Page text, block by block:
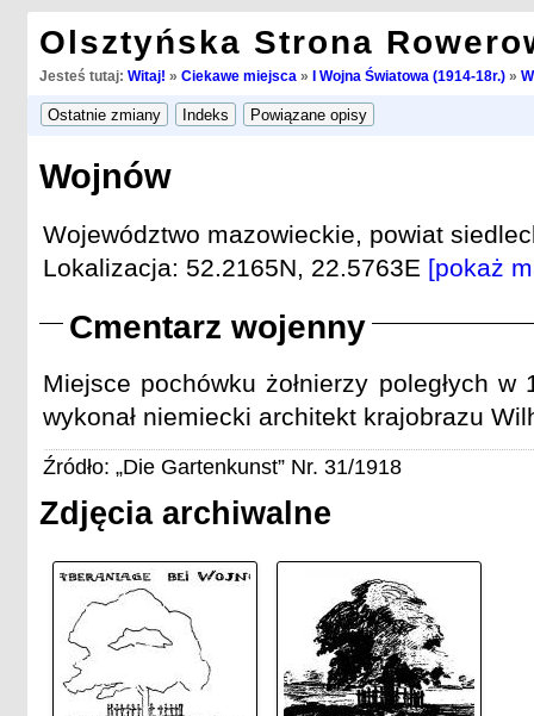
Olsztyńska Strona
Jesteś tutaj: Witaj! » Ciekawe miejsca » I Wojna Światowa (1914-18r.)»
Wojnów
Województwo mazowieckie, powiat
Lokalizacja: 52.2165N, 22.5763E [pokaż
Cmentarz wojenny
Miejsce pochówku żołnierzy poległych
wykonał niemiecki architekt krajobrazu
Źródło: „Die Gartenkunst” Nr. 31/1918
Zdjęcia archiwalne